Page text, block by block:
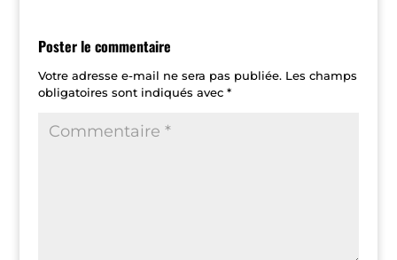
Poster le commentaire
Votre adresse e-mail ne sera pas publiée. Les champs
obligatoires sont indiqués avec *